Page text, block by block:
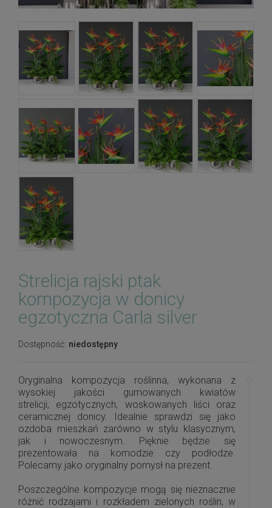
Strelicja rajski ptak
kompozycja w donicy
egzotyczna Carla silver
Dostępność: niedostępny
Oryginalna kompozycja roślinna, wykonana z
wysokiej jakości gumowanych kwiatów
strelicji, egzotycznych, woskowanych liści oraz
ceramicznej donicy. Idealnie sprawdzi się jako
ozdoba mieszkań zarówno w stylu klasycznym,
jak i nowoczesnym. Pięknie będzie się
prezentowała na komodzie czy podłodze.
Polecamy jako oryginalny pomysł na prezent.
Poszczególne kompozycje mogą się nieznacznie
różnić rodzajami i rozkładem zielonych roślin, w